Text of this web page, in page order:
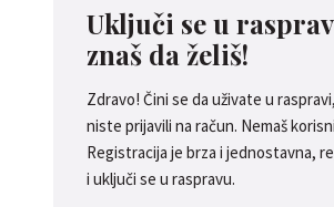
Uključi se u
znaš da želiš!
Zdravo! Čini se da uživate u
niste prijavili na račun. Nemaš
Registracija je brza i jednostavna,
i uključi se u raspravu.